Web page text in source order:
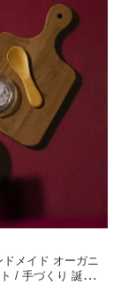
ドメイド オーガニ
/ 手づくり 誕生日
康 バスソルト ロ